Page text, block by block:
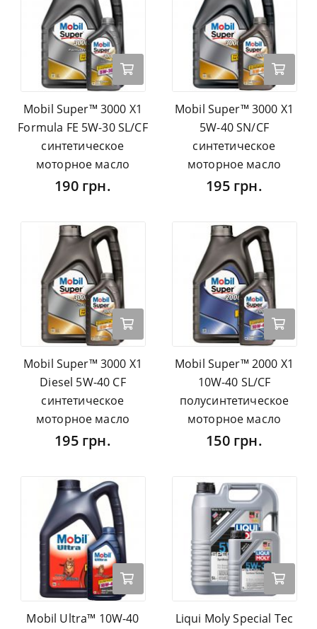
Mobil Super™ 3000 X1
Formula FE 5W-30 SL/CF
синтетическое
моторное масло
190 грн.
Mobil Super™ 3000 X1
5W-40 SN/CF
синтетическое
моторное масло
195 грн.
Mobil Super™ 3000 X1
Diesel 5W-40 CF
синтетическое
моторное масло
195 грн.
Mobil Super™ 2000 X1
10W-40 SL/CF
полусинтетическое
моторное масло
150 грн.
Mobil Ultra™ 10W-40
Liqui Moly Special Tec